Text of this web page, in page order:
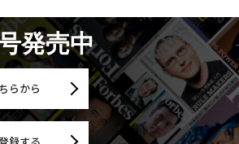
発売中
らから